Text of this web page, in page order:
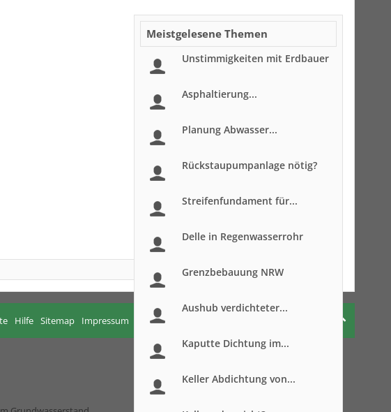
Meistgelesene Themen
Unstimmigkeiten mit Erdbauer
Asphaltierung...
Planung Abwasser...
Rückstaupumpanlage nötig?
Streifenfundament für...
Delle in Regenwasserrohr
Grenzbebauung NRW
Aushub verdichteter...
Kaputte Dichtung im...
Keller Abdichtung von...
Hilfe Sitemap Impressum Nutzungsbedingungen